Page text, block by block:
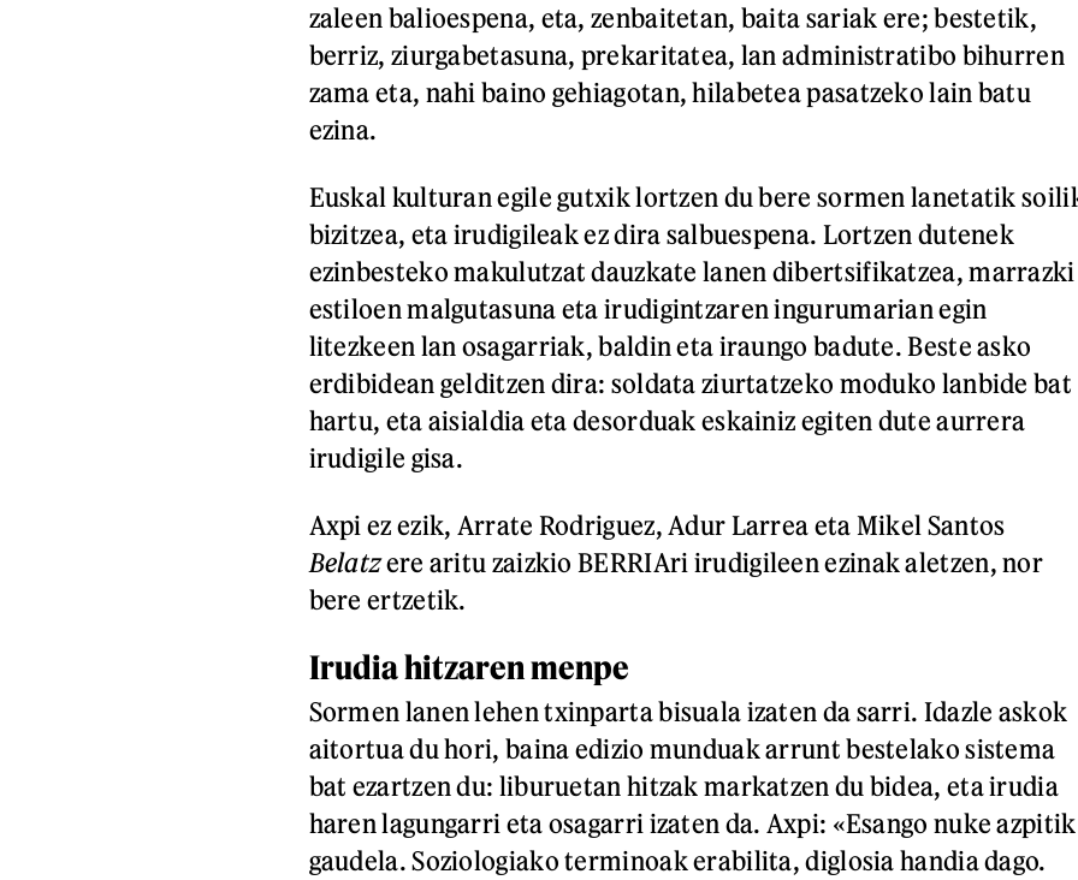
zaleen balioespena, eta, zenbaitetan, baita sariak ere; bestetik,
berriz, ziurgabetasuna, prekaritatea, lan administratibo bihurren
zama eta, nahi baino gehiagotan, hilabetea pasatzeko lain batu
ezina.
Euskal kulturan egile gutxik lortzen du bere sormen lanetatik
bizitzea, eta irudigileak ez dira salbuespena. Lortzen dutenek
ezinbesteko makulutzat dauzkate lanen dibertsifikatzea, marrazki
estiloen malgutasuna eta irudigintzaren ingurumarian egin
litezkeen lan osagarriak, baldin eta iraungo badute. Beste asko
erdibidean gelditzen dira: soldata ziurtatzeko moduko lanbide bat
hartu, eta aisialdia eta desorduak eskainiz egiten dute aurrera
irudigile gisa.
Axpi ez ezik, Arrate Rodriguez, Adur Larrea eta Mikel Santos
Belatzere aritu zaizkio BERRIAri irudigileen ezinak aletzen, nor
bere ertzetik.
Irudia hitzaren menpe
Sormen lanen lehen txinparta bisuala izaten da sarri. Idazle askok
aitortua du hori, baina edizio munduak arrunt bestelako sistema
bat ezartzen du: liburuetan hitzak markatzen du bidea, eta irudia
haren lagungarri eta osagarri izaten da. Axpi: «Esango nuke azpitik
gaudela. Soziologiako terminoak erabilita, diglosia handia dago.